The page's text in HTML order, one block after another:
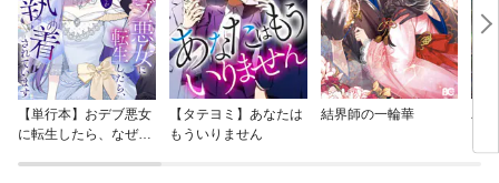
【単行本】おデブ悪女
に転生したら、なぜか
【タテヨミ】あなたは
もういりません
結界師の一輪華
バ
今